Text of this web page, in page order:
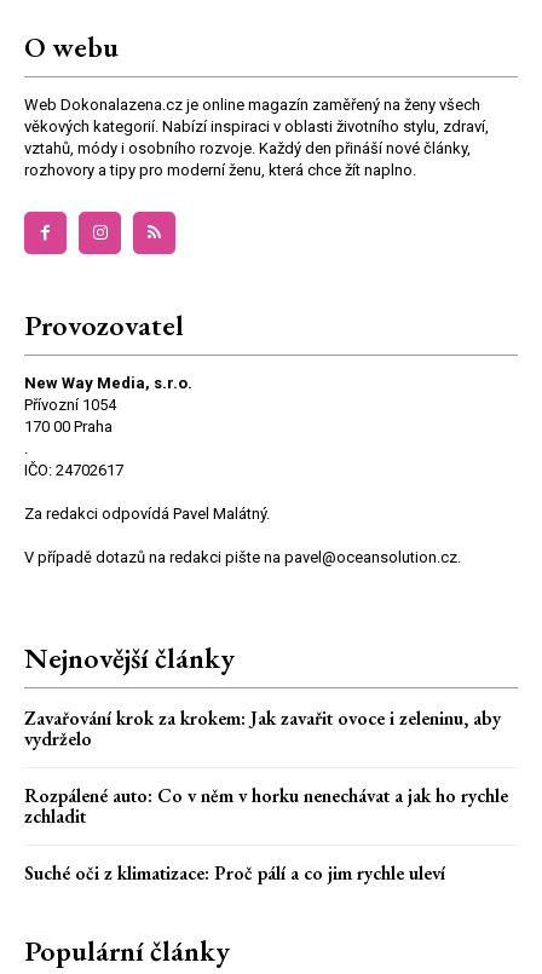
O webu
Web Dokonalazena.cz je online magazín zaměřený na ženy všech
věkových kategorií. Nabízí inspiraci v oblasti životního stylu, zdraví,
vztahů, módy i osobního rozvoje. Každý den přináší nové články,
rozhovory a tipy pro moderní ženu, která chce žít naplno.
Provozovatel
New Way Media, s.r.o.
Přívozní 1054
170 00 Praha
.
IČO: 24702617
Za redakci odpovídá Pavel Malátný.
V případě dotazů na redakci pište na pavel@oceansolution.cz.
Nejnovější články
Zavařování krok za krokem: Jak zavařit ovoce i zeleninu, aby
vydrželo
Rozpálené auto: Co v něm v horku nenechávat a jak ho rychle
zchladit
Suché oči z klimatizace: Proč pálí a co jim rychle uleví
Populární články